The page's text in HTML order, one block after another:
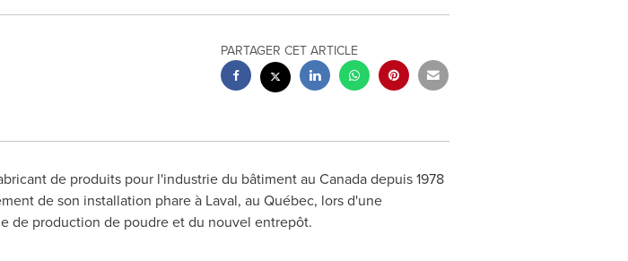
PARTAGER CET ARTICLE
de produits pour l'industrie du bâtiment au Canadadepuis 1978
de son installation phare à Laval, au Québec, lors d'une
de production de poudre et du nouvel entrepôt.